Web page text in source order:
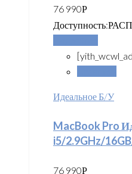
76 990Р
Доступность:
Идеальное Б/У
MacBook Pro
i5/2.9GHz/
76 990Р